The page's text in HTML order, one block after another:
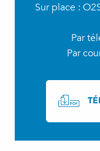
Sur place :
Par
Par